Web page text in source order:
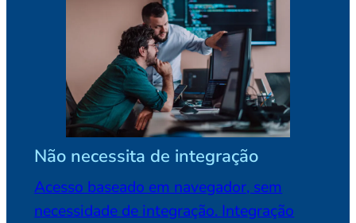
Não necessita de integração
Acesso baseado em navegador, sem
necessidade de integração. Integração